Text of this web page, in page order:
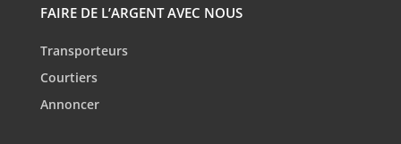
FAIRE DE L’ARGENT AVEC NOUS
Transporteurs
Courtiers
Annoncer